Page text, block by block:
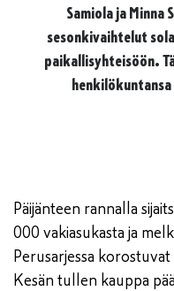
Samiola ja
sesonkivaihtelut
paikallisyhteisöön.
henkilökuntansa
Päijänteen rannalla
000 vakiasukasta ja
Perusarjessa
Kesän tullen kauppa